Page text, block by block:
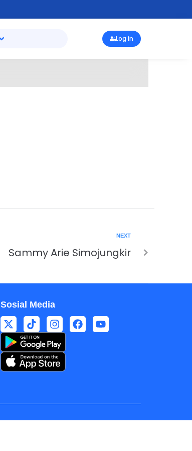
Log in
NEXT
Sammy Arie Simojungkir
Sosial Media